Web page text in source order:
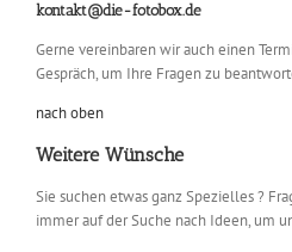
kontakt@die-fotobox.de
Gerne vereinbaren wir auch einen
Gespräch, um Ihre Fragen zu
nach oben
Weitere Wünsche
Sie suchen etwas ganz Spezielles ?
immer auf der Suche nach Ideen, um